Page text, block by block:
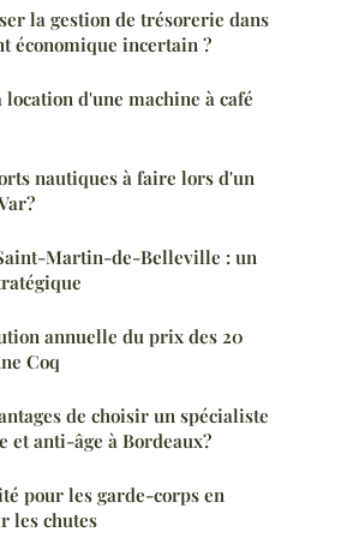
la gestion de trésorerie dans
économique incertain ?
d'une machine à café
nautiques à faire lors d'un
Martin-de-Belleville : un
annuelle du prix des 20
Coq
de choisir un spécialiste
et anti-âge à Bordeaux?
pour les garde-corps en
les chutes